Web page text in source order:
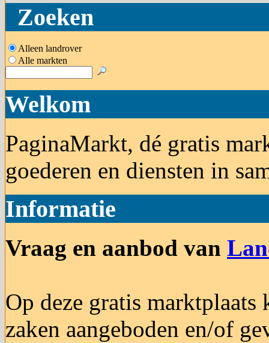
Zoeken
Alleen landrover
Alle markten
Welkom
PaginaMarkt, dé gratis
goederen en diensten in
Informatie
Vraag en aanbod van
Op deze gratis marktplaats
zaken aangeboden en/of